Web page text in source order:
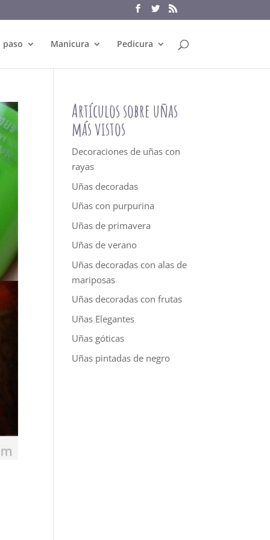
paso Manicura Pedicura
Artículos sobre uñas
más vistos
Decoraciones de uñas con
rayas
Uñas decoradas
Uñas con purpurina
Uñas de primavera
Uñas de verano
Uñas decoradas con alas de
mariposas
Uñas decoradas con frutas
Uñas Elegantes
Uñas góticas
Uñas pintadas de negro